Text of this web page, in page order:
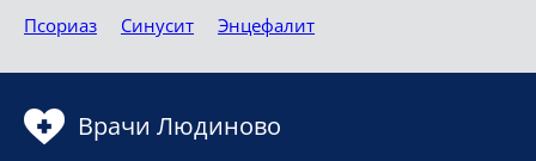
Псориаз
Синусит Энцефалит
Врачи Людиново